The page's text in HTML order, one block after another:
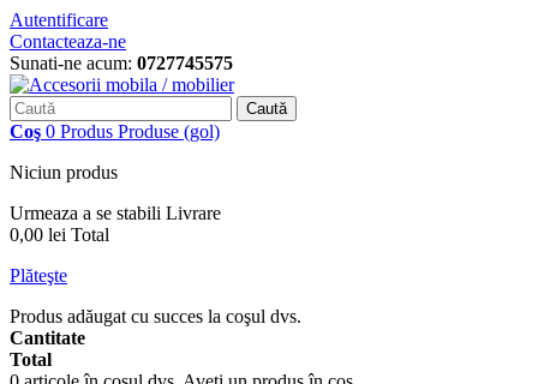
Autentificare
Contacteaza-ne
Sunati-ne acum: 0727745575
Caută
Coş 0 Produs Produse (gol)
Niciun produs
Urmeaza a se stabili Livrare
0,00 lei Total
Plăteşte
Produs adăugat cu succes la coşul dvs.
Cantitate
Total